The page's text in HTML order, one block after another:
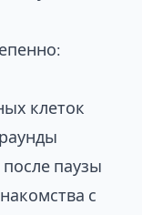
клеток
паузы
с